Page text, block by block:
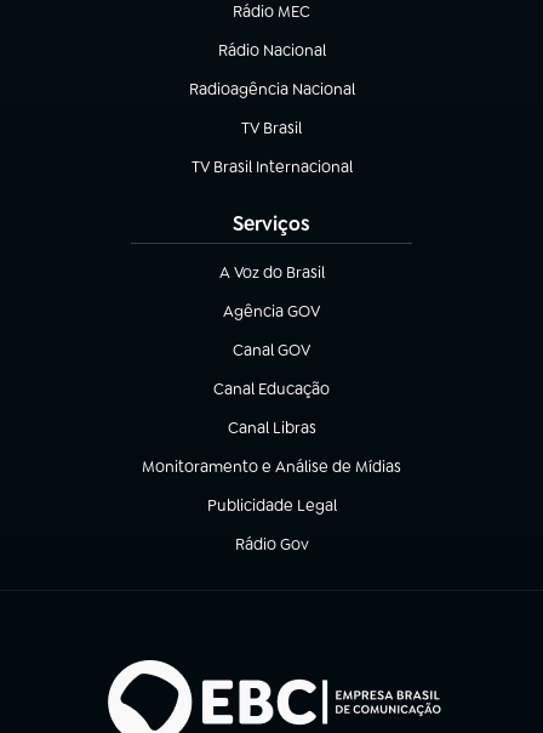
Rádio MEC
Rádio Nacional
(abre em nova aba)
Radioagência Nacional
(abre em nova aba)
TV Brasil
(abre em nova aba)
TV Brasil Internacional
(abre em nova aba)
Serviços
A Voz do Brasil
(abre em nova aba)
Agência GOV
(abre em nova aba)
Canal GOV
(abre em nova aba)
Canal Educação
(abre em nova aba)
Canal Libras
(abre em nova aba)
Monitoramento e Análise de Mídias
(abre em nova aba)
Publicidade Legal
(abre em nova aba)
Rádio Gov
(abre em nova aba)